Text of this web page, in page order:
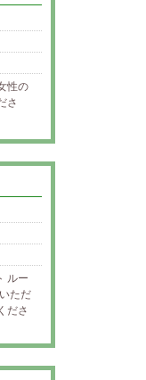
性の
さ
ルー
ただ
ださ